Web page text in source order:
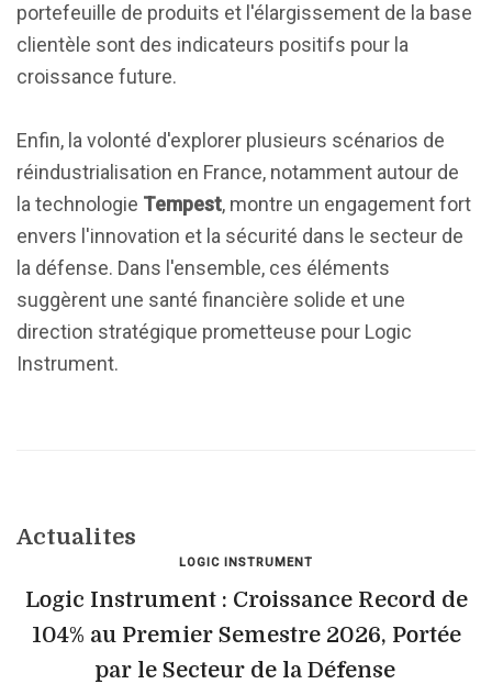
portefeuille de produits et l'élargissement de la base
clientèle sont des indicateurs positifs pour la
croissance future.
Enfin, la volonté d'explorer plusieurs scénarios de
réindustrialisation en France, notamment autour de
la technologie Tempest, montre un engagement fort
envers l'innovation et la sécurité dans le secteur de
la défense. Dans l'ensemble, ces éléments
suggèrent une santé financière solide et une
direction stratégique prometteuse pour Logic
Instrument.
Actualites
LOGIC INSTRUMENT
Logic Instrument : Croissance Record de
104% au Premier Semestre 2026, Portée
par le Secteur de la Défense